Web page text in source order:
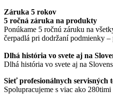
Záruka 5 rokov
5 ročná záruka na produkty
Ponúkame 5 ročnú záruku na
čerpadlá pri dodržaní podmienky
Dlhá história vo svete aj na
Dlhá história vo svete aj na
Sieť profesionálnych servisných
Spolupracujeme s viac ako